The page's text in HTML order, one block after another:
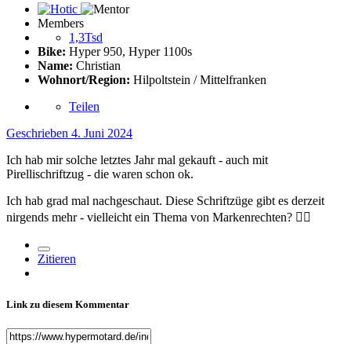
Members
1,3Tsd
Bike: Hyper 950, Hyper 1100s
Name: Christian
Wohnort/Region: Hilpoltstein / Mittelfranken
Teilen
Geschrieben 4. Juni 2024
Ich hab mir solche letztes Jahr mal gekauft - auch mit
Pirellischriftzug - die waren schon ok.
Ich hab grad mal nachgeschaut. Diese Schriftzüge gibt es derzeit
nirgends mehr - vielleicht ein Thema von Markenrechten? 🤷‍♂️
Zitieren
Link zu diesem Kommentar